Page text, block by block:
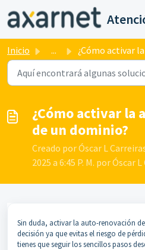
Saltar al contenido principal
Inicio ... ¿Cómo activar la auto-renovación de un
¿Cómo activar la
de un dominio?
Creado por Óscar L
2025 a 6:45 P. M. por Óscar
Sin duda, activar la auto-renovación
decisión ya que evitas el riesgo de
tienes que seguir los sencillos pasos